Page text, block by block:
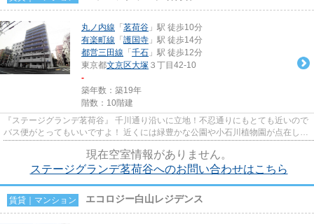
丸ノ内線 「 茗荷谷 」駅 徒歩10分
有楽町線 「 護国寺 」駅 徒歩14分
都営三田線 「 千石 」駅 徒歩12分
東京都文京区大塚 ３丁目42-10
-
築年数：築19年
階数：10階建
『ステージグランデ茗荷谷』 千川通り沿いに立地！不忍通りにもとても近いので
バス便がとってもいいですよ！ 近くには緑豊かな公園や小石川植物園が点在して
現在空室情報がありません。
ステージグランデ茗荷谷へのお問い合わせはこちら
賃貸｜マンション エコロジー白山レジデンス